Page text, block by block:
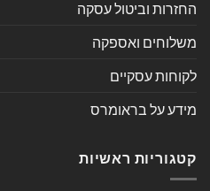
החזרות וביטול עסקה
משלוחים ואספקה
לקוחות עסקיים
מידע על בראומרס
קטגוריות ראשיות